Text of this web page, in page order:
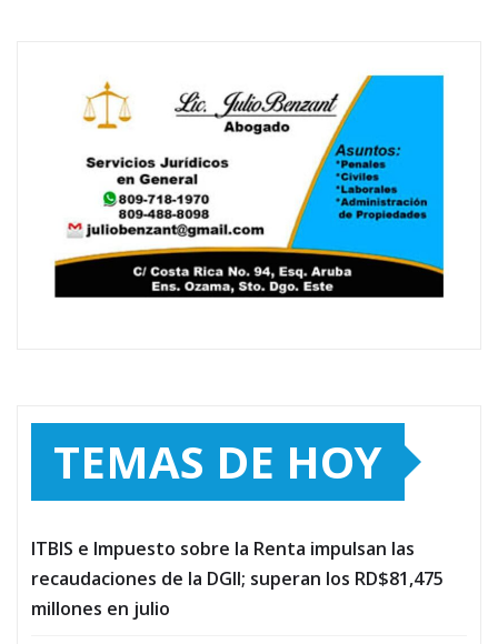
TEMAS DE HOY
ITBIS e Impuesto sobre la Renta impulsan las
recaudaciones de la DGII; superan los RD$81,475
millones en julio